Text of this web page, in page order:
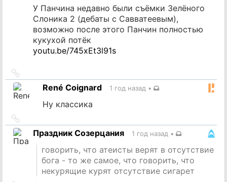
У Панчина недавно были съёмки Зелёного
Слоника 2 (дебаты с Савватеевым),
возможно после этого Панчин полностью
кукухой потёк
youtu.be/745xEt3l91s
на
источникRené Coignard 1 год назад •
Ну классика
на
источник
Праздник Созерцания 1 год назад •
говорить, что атеисты верят в отсутствие
бога - то же самое, что говорить, что
некурящие курят отсутствие сигарет